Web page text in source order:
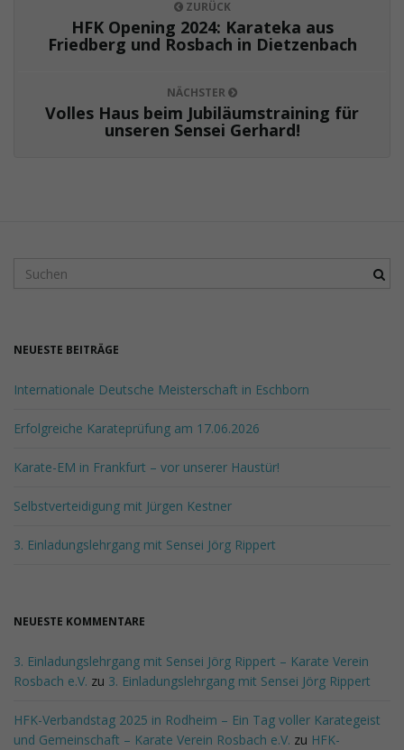
ZURÜCK
HFK Opening 2024: Karateka aus
Friedberg und Rosbach in Dietzenbach
NÄCHSTER
Volles Haus beim Jubiläumstraining für
unseren Sensei Gerhard!
b
g
i
f
.
NEUESTE BEITRÄGE
Internationale Deutsche Meisterschaft in Eschborn
Erfolgreiche Karateprüfung am 17.06.2026
Karate-EM in Frankfurt – vor unserer Haustür!
Selbstverteidigung mit Jürgen Kestner
3. Einladungslehrgang mit Sensei Jörg Rippert
NEUESTE KOMMENTARE
3. Einladungslehrgang mit Sensei Jörg Rippert – Karate Verein
Rosbach e.V. zu 3. Einladungslehrgang mit Sensei Jörg Rippert
HFK-Verbandstag 2025 in Rodheim – Ein Tag voller Karategeist
und Gemeinschaft – Karate Verein Rosbach e.V. zu HFK-